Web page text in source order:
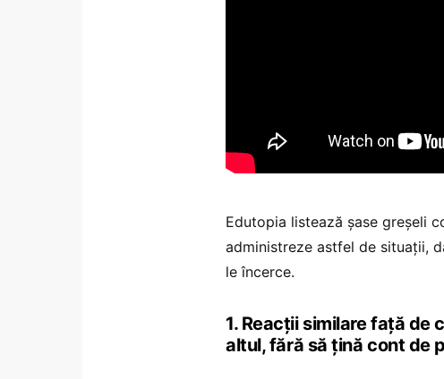
Edutopia listează șase greșeli
administreze astfel de situații,
le încerce.
1. Reacții similare față
altul, fără să țină cont de